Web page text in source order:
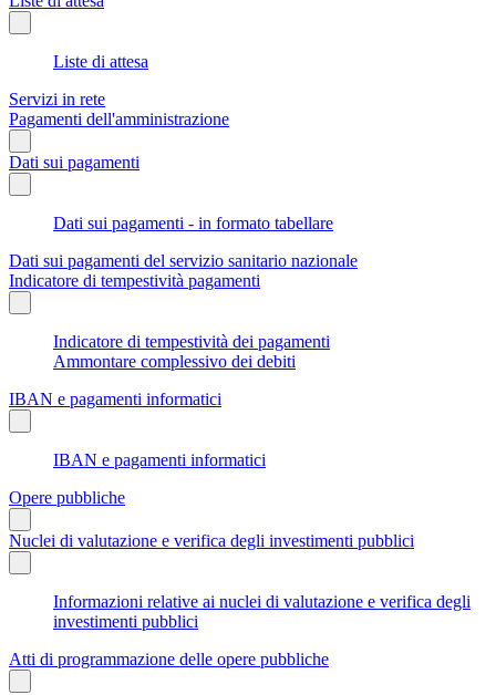
Liste di attesa
Servizi in rete
Pagamenti dell'amministrazione
Dati sui pagamenti
Dati sui pagamenti - in formato tabellare
Dati sui pagamenti del servizio sanitario nazionale
Indicatore di tempestività pagamenti
Indicatore di tempestività dei pagamenti
Ammontare complessivo dei debiti
IBAN e pagamenti informatici
IBAN e pagamenti informatici
Opere pubbliche
Nuclei di valutazione e verifica degli investimenti pubblici
Informazioni relative ai nuclei di valutazione e verifica degli
investimenti pubblici
Atti di programmazione delle opere pubbliche